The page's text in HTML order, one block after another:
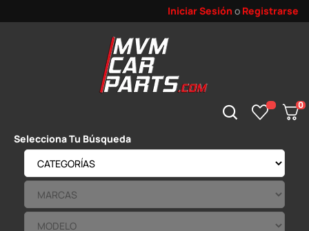
Iniciar Sesión o Registrarse
0
Selecciona Tu Búsqueda